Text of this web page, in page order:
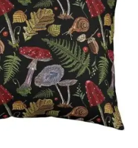
Ajouter
à la liste
d’envies